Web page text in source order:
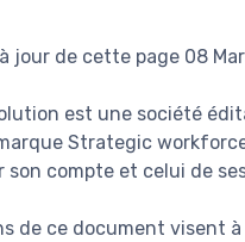
jour de cette page 08
est une société
Strategic
son compte et celui de
de ce document visent